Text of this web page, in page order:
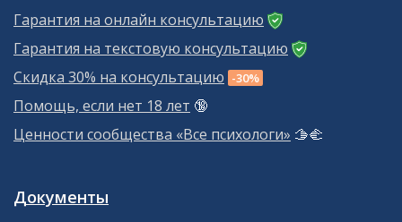
Гарантия на онлайн консультацию
Гарантия на текстовую консультацию
Скидка 30% на консультацию -30%
Помощь, если нет 18 лет 🔞
Ценности сообщества «Все психологи» 🫱‍🫲
Документы